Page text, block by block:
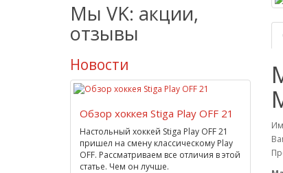
Мы VK: акции,
отзывы
Новости
Обзор хоккея Stiga Play OFF 21
Настольный хоккей Stiga Play OFF 21
пришел на смену классическому Play
OFF. Рассматриваем все отличия в этой
статье. Чем он лучше.